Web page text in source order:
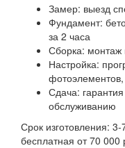
Замер: выезд
Фундамент:
за 2 часа
Сборка: монтаж
Настройка:
фотоэлементов,
Сдача:
обслуживанию
Срок изготовления:
бесплатная от 70 000